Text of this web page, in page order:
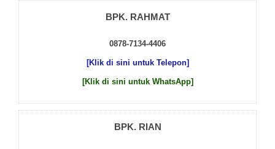
BPK. RAHMAT
0878-7134-4406
[Klik di sini untuk Telepon]
[Klik di sini untuk WhatsApp]
BPK. RIAN